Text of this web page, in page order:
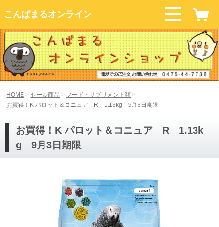
こんぱまるオンライン
HOME セール商品
フード・サプリメント類
お買得！K パロット＆コニュア R 1.13kg 9月3日期限
お買得！K パロット＆コニュア R 1.13k
g 9月3日期限